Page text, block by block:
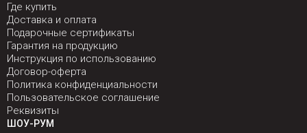
Где купить
Доставка и оплата
Подарочные сертификаты
Гарантия на продукцию
Инструкция по использованию
Договор-оферта
Политика конфиденциальности
Пользовательское соглашение
Реквизиты
ШОУ-РУМ